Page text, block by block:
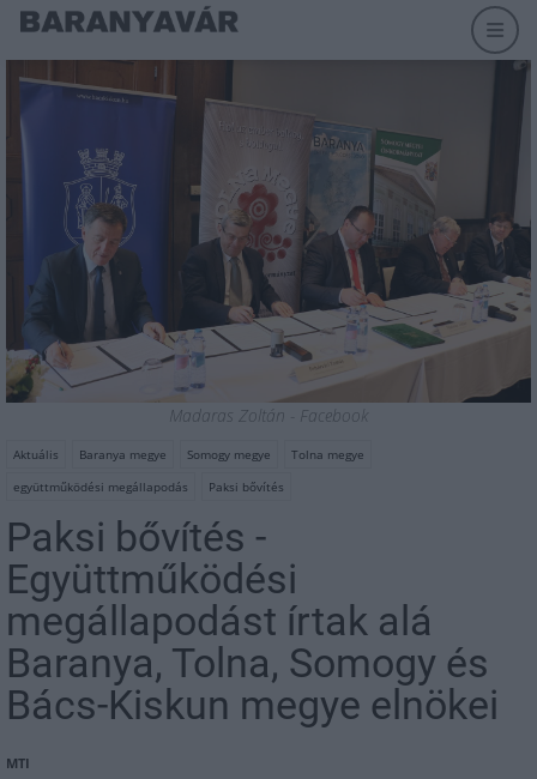
Madaras Zoltán - Facebook
Aktuális Baranya megye Somogy megye
Tolna megye
együttműködési megállapodás
Paksi bővítés
Paksi bővítés -
Együttműködési
megállapodást írtak alá
Baranya, Tolna, Somogy és
Bács-Kiskun megye elnökei
MTI